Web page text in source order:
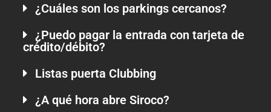
¿Cuáles son los parkings cercanos?
¿Puedo pagar la entrada con tarjeta de
crédito/débito?
Listas puerta Clubbing
¿A qué hora abre Siroco?